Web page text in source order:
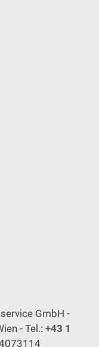
GmbH -
- Tel.: +43 1